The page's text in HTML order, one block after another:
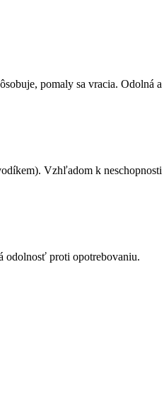
pomaly sa vracia. Odolná
Vzhľadom k
odolnosť proti opotrebovaniu.